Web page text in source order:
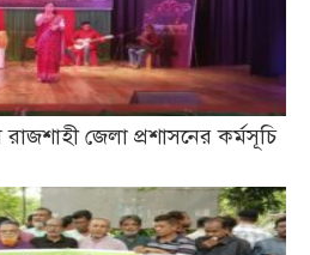
জেলা প্রশাসনের কর্মসূচি